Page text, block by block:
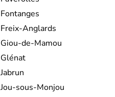
Fontanges
Freix-Anglards
Giou-de-Mamou
Glénat
Jabrun
Jou-sous-Monjou